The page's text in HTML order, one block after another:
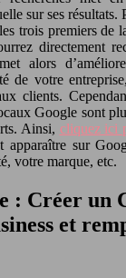
sur ses résultats.
trois premiers de
directement
alors
de votre
clients.
Google sont
Ainsi, cliquez ici
apparaître sur
votre marque, etc.
: Créer un
et